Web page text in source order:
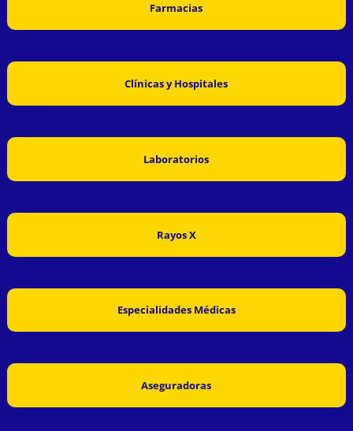
Farmacias
Clínicas y Hospitales
Laboratorios
Rayos X
Especialidades Médicas
Aseguradoras